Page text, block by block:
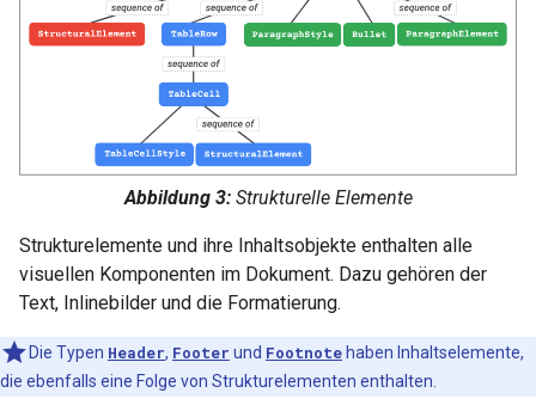
Abbildung 3:Strukturelle Elemente
Strukturelemente und ihre Inhaltsobjekte enthalten alle
visuellen Komponenten im Dokument. Dazu gehören der
Text, Inlinebilder und die Formatierung.
Die Typen Header, Footer und Footnote haben Inhaltselemente,
die ebenfalls eine Folge von Strukturelementen enthalten.